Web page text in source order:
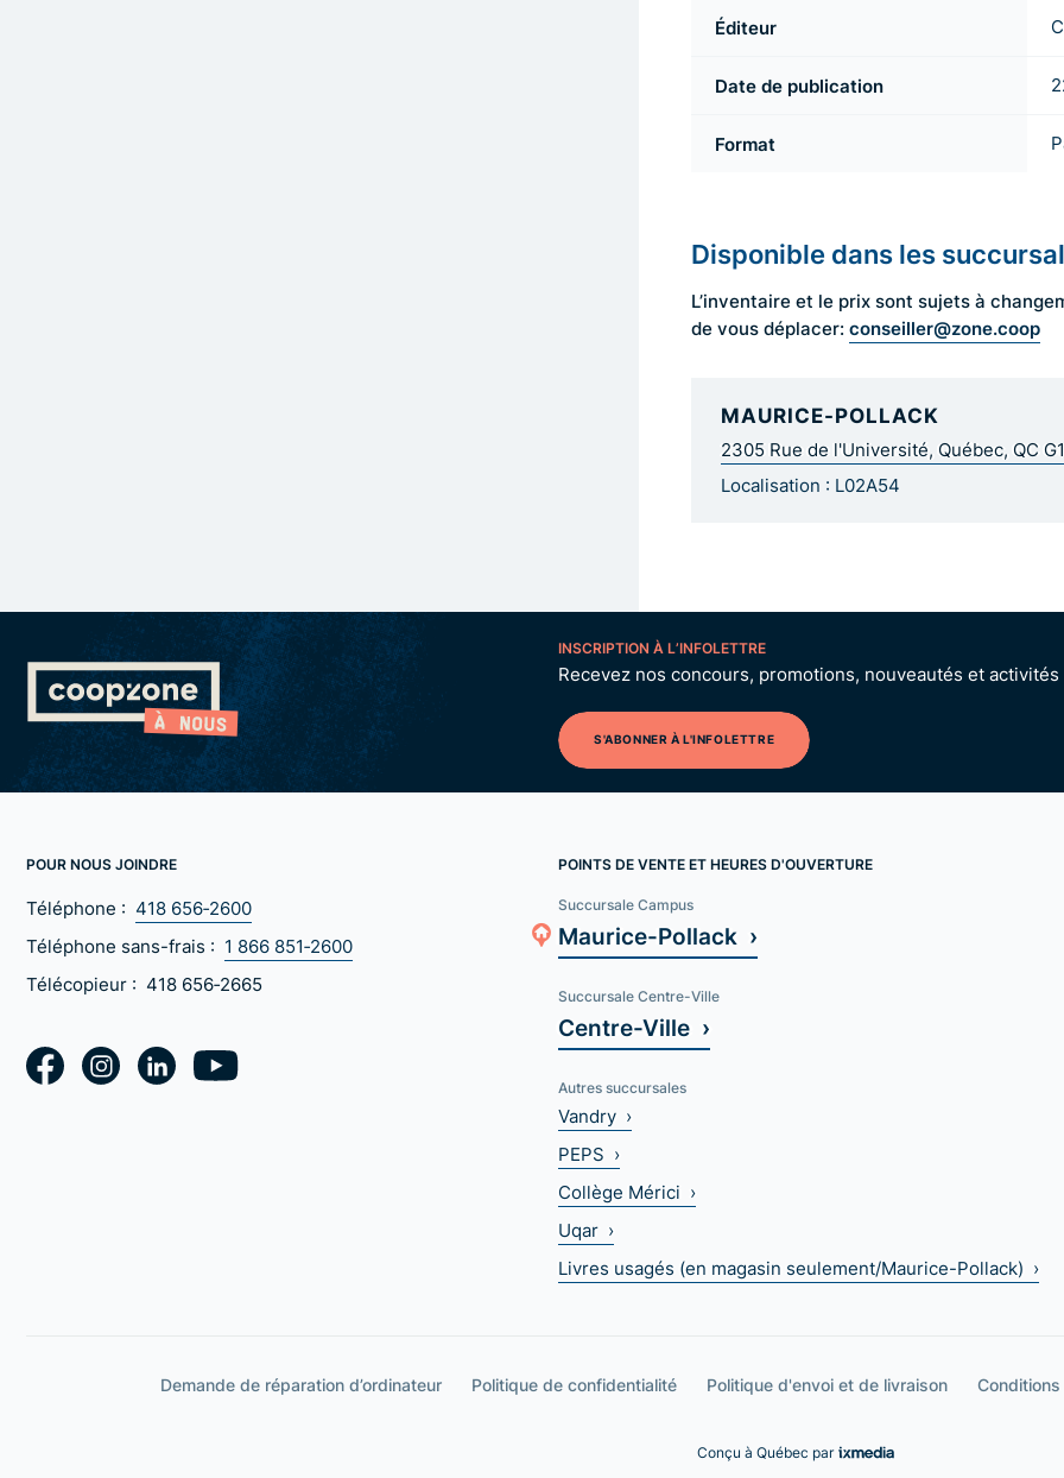
Éditeur
Date de publication
Format
Disponible dans les
L’inventaire et le prix sont sujets à
de vous déplacer: conseiller@zone.coop
MAURICE-POLLACK
2305 Rue de l'Université, Québec, QC
Localisation : L02A54
INSCRIPTION À L’INFOLETTRE
Recevez nos concours, promotions, nouveautés et
S'ABONNER À L'INFOLETTRE
POUR NOUS JOINDRE
Téléphone : 418 656‑2600
Téléphone sans-frais : 1 866 851‑2600
Télécopieur : 418 656‑2665
POINTS DE VENTE ET HEURES D'OUVERTURE
Succursale Campus
Maurice-Pollack ›
Succursale Centre-Ville
Centre-Ville ›
Autres succursales
Vandry ›
PEPS ›
Collège Mérici ›
Uqar ›
Livres usagés (en magasin seulement/Maurice-Pollack) ›
Demande de réparation d’ordinateur Politique de confidentialité Politique d'envoi et de livraison
Conçu à Québec par